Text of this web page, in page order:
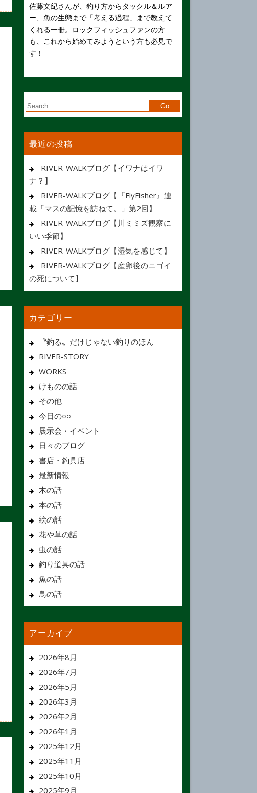
佐藤文紀さんが、釣り方からタックル＆ルア
ー、魚の生態まで「考える過程」まで教えて
くれる一冊。ロックフィッシュファンの方
も、これから始めてみようという方も必見で
す！
最近の投稿
RIVER-WALKブログ【イワナはイワ
ナ？】
RIVER-WALKブログ【『FlyFisher』連
載「マスの記憶を訪ねて。」第2回】
RIVER-WALKブログ【川ミミズ観察に
いい季節】
RIVER-WALKブログ【湿気を感じて】
RIVER-WALKブログ【産卵後のニゴイ
の死について】
カテゴリー
〝釣る〟だけじゃない釣りのほん
RIVER-STORY
WORKS
けものの話
その他
今日の○○
展示会・イベント
日々のブログ
書店・釣具店
最新情報
木の話
本の話
絵の話
花や草の話
虫の話
釣り道具の話
魚の話
鳥の話
アーカイブ
2026年8月
2026年7月
2026年5月
2026年3月
2026年2月
2026年1月
2025年12月
2025年11月
2025年10月
2025年9月